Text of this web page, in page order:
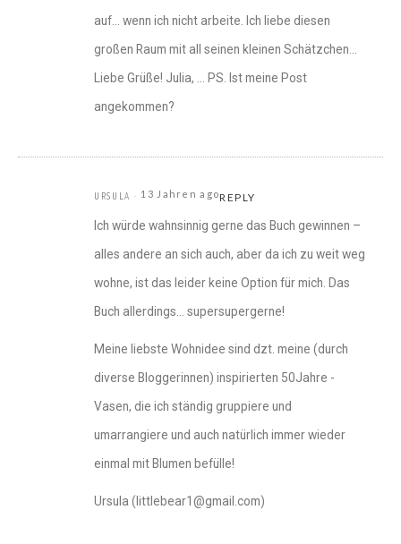
auf… wenn ich nicht arbeite. Ich liebe diesen
großen Raum mit all seinen kleinen Schätzchen…
Liebe Grüße! Julia, … PS. Ist meine Post
angekommen?
URSULA 13 Jahren agoREPLY
Ich würde wahnsinnig gerne das Buch gewinnen –
alles andere an sich auch, aber da ich zu weit weg
wohne, ist das leider keine Option für mich. Das
Buch allerdings… supersupergerne!
Meine liebste Wohnidee sind dzt. meine (durch
diverse Bloggerinnen) inspirierten 50Jahre -
Vasen, die ich ständig gruppiere und
umarrangiere und auch natürlich immer wieder
einmal mit Blumen befülle!
Ursula (littlebear1@gmail.com)